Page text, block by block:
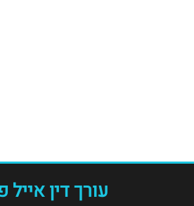
עורך דין אייל